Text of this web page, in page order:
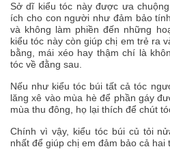
Sở dĩ kiểu tóc này được ưa
ích cho con người như đảm bảo
và không làm phiền đến những
kiểu tóc này còn giúp chị em trẻ ra
bằng, mái xéo hay thậm chí là
tóc về đằng sau.
Nếu như kiểu tóc búi tất cả tóc
lăng xê vào mùa hè để phần gáy
mùa thu đông, họ lại thích để chút
Chính vì vậy, kiểu tóc búi củ tỏi
nhất để giúp chị em đảm bảo cả hai